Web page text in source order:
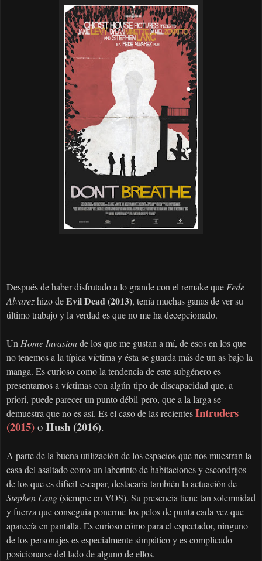
Después de haber disfrutado a lo grande con el remake queFede
Alvarezhizo deEvil Dead (2013), tenía muchas ganas de ver su
último trabajo y la verdad es que no me ha decepcionado.
UnHome Invasionde los que me gustan a mí, de esos en los que
no tenemos a la típica víctima y ésta se guarda más de un as bajo la
manga. Es curioso como la tendencia de este subgénero es
presentarnos a víctimas con algún tipo de discapacidad que, a
priori, puede parecer un punto débil pero, que a la larga se
demuestra que no es así. Es el caso de las recientesIntruders
(2015) o Hush (2016).
A parte de la buena utilización de los espacios que nos muestran la
casa del asaltado como un laberinto de habitaciones y escondrijos
de los que es difícil escapar, destacaría también la actuación de
Stephen Lang(siempre en VOS). Su presencia tiene tan solemnidad
y fuerza que conseguía ponerme los pelos de punta cada vez que
aparecía en pantalla. Es curioso cómo para el espectador, ninguno
de los personajes es especialmente simpático y es complicado
posicionarse del lado de alguno de ellos.